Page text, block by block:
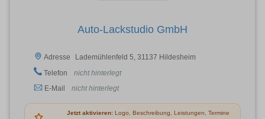
Auto-Lackstudio GmbH
Adresse
Lademühlenfeld 5, 31137 Hildesheim
Telefon
nicht hinterlegt
E-Mail
nicht hinterlegt
Jetzt aktivieren: Logo, Beschreibung, Leistungen, Termine